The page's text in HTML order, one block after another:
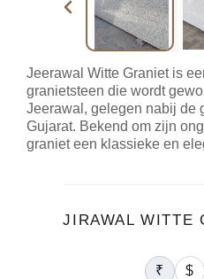
Jeerawal Witte Graniet is
granietsteen die wordt
Jeerawal, gelegen nabij de
Gujarat. Bekend om zijn
graniet een klassieke en
JIRAWAL WITTE
₹ $